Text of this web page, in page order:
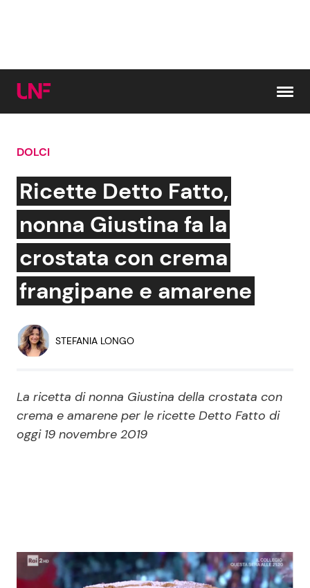
Cerca:
News e Cronaca
Attualità Italiana
Dal Mondo
Economia
Persone Scomparse
Politica
Gossip e TV
Bellezze VIP
Reality e Talent
News Musica
DOLCI
Ricette Detto Fatto,
nonna Giustina fa la
crostata con crema
frangipane e amarene
STEFANIA LONGO
La ricetta di nonna Giustina della crostata con
crema e amarene per le ricette Detto Fatto di
oggi 19 novembre 2019